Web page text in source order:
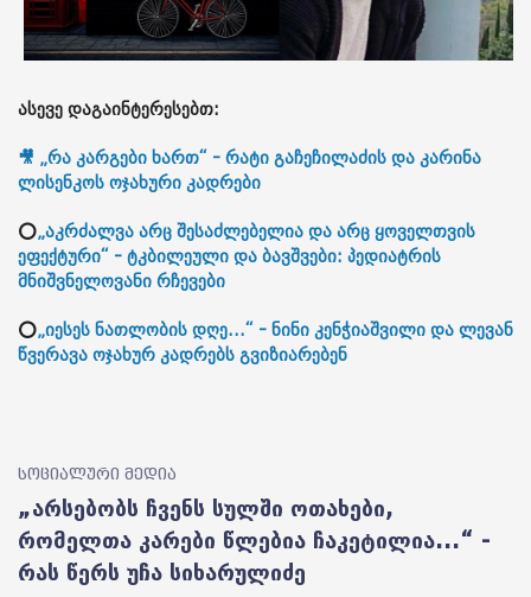
ასევე დაგაინტერესებთ:
🎥 „რა კარგები ხართ“ - რატი გაჩეჩილაძის და კარინა
ლისენკოს ოჯახური კადრები
⭕„აკრძალვა არც შესაძლებელია და არც ყოველთვის
ეფექტური“ - ტკბილეული და ბავშვები: პედიატრის
მნიშვნელოვანი რჩევები
⭕„იესეს ნათლობის დღე...“ - ნინი კენჭიაშვილი და ლევან
წვერავა ოჯახურ კადრებს გვიზიარებენ
სოციალური მედია
„არსებობს ჩვენს სულში ოთახები,
რომელთა კარები წლებია ჩაკეტილია...“ -
რას წერს უჩა სიხარულიძე